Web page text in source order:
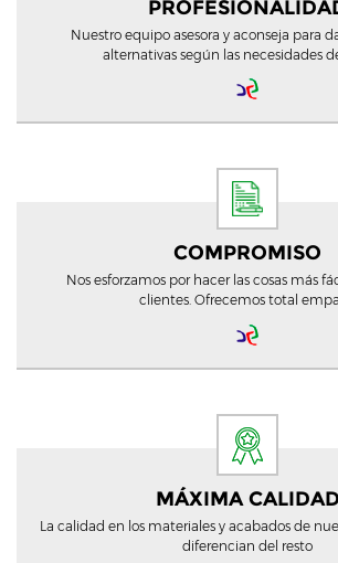
Nuestro equipo asesora y aconseja para
alternativas según las necesidades
COMPROMISO
Nos esforzamos por hacer las cosas más
clientes. Ofrecemos total
MÁXIMA CALIDAD
La calidad en los materiales y acabados de
diferencian del resto